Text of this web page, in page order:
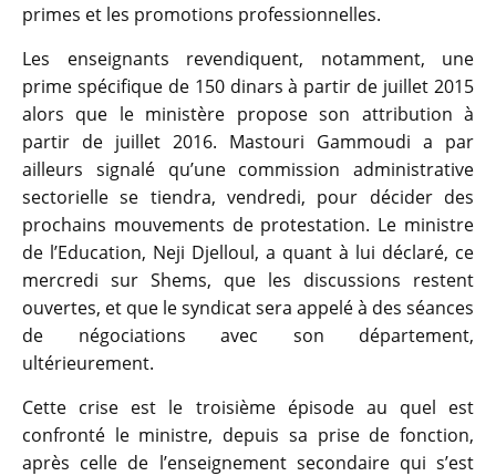
primes et les promotions professionnelles.
Les enseignants revendiquent, notamment, une
prime spécifique de 150 dinars à partir de juillet 2015
alors que le ministère propose son attribution à
partir de juillet 2016. Mastouri Gammoudi a par
ailleurs signalé qu’une commission administrative
sectorielle se tiendra, vendredi, pour décider des
prochains mouvements de protestation. Le ministre
de l’Education, Neji Djelloul, a quant à lui déclaré, ce
mercredi sur Shems, que les discussions restent
ouvertes, et que le syndicat sera appelé à des séances
de négociations avec son département,
ultérieurement.
Cette crise est le troisième épisode au quel est
confronté le ministre, depuis sa prise de fonction,
après celle de l’enseignement secondaire qui s’est